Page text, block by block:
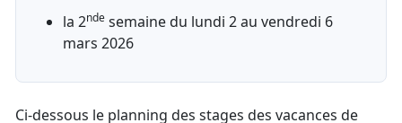
la 2nde semaine du lundi 2 au vendredi 6
mars 2026
Ci-dessous le planning des stages des vacances de